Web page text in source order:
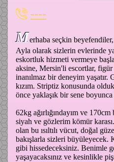
----
Merhaba seçkin
Ayla olarak sizlerin evlerinde
eskortluk hizmeti vermeye
aksine, Mersin'li escortlar,
inanılmaz bir deneyim
kızım. Striptiz konusunda
önce yaklaşık bir sene
62kg ağırlığındayım ve
siyah ve gözlerim kömür
olan bu ısıltılı vücut, doğal
bakışlarla sizleri büyüleyecek.
gibi hissedeceksiniz. Benimle
yaşayacaksınız ve kesinlikle